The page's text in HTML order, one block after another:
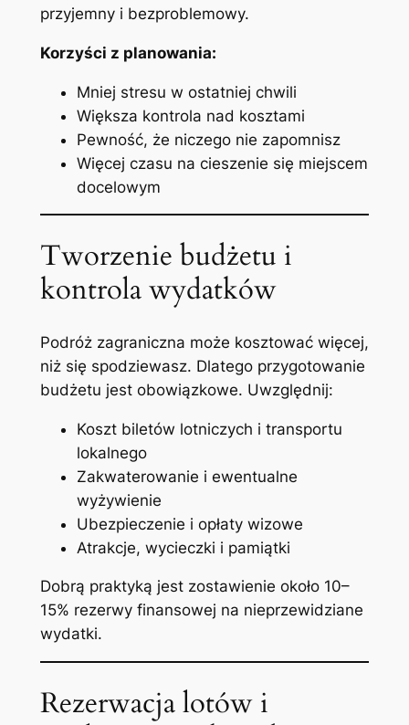
przyjemny i bezproblemowy.
Korzyści z planowania:
Mniej stresu w ostatniej chwili
Większa kontrola nad kosztami
Pewność, że niczego nie zapomnisz
Więcej czasu na cieszenie się miejscem
docelowym
Tworzenie budżetu i
kontrola wydatków
Podróż zagraniczna może kosztować więcej,
niż się spodziewasz. Dlatego przygotowanie
budżetu jest obowiązkowe. Uwzględnij:
Koszt biletów lotniczych i transportu
lokalnego
Zakwaterowanie i ewentualne
wyżywienie
Ubezpieczenie i opłaty wizowe
Atrakcje, wycieczki i pamiątki
Dobrą praktyką jest zostawienie około 10–
15% rezerwy finansowej na nieprzewidziane
wydatki.
Rezerwacja lotów i